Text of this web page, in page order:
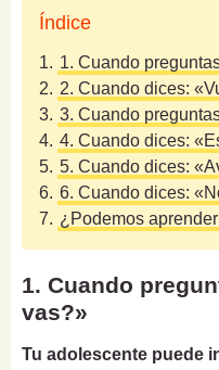
Índice
1. 1. Cuando
2. 2. Cuando dices:
3. 3. Cuando
4. 4. Cuando dices:
5. 5. Cuando dices:
6. 6. Cuando dices:
7. ¿Podemos
1. Cuando
vas?»
Tu adolescente puede